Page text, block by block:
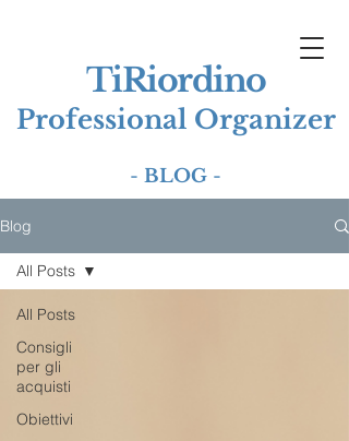
TiRiordino
Professional Organizer
- BLOG -
Blog
All Posts
Consigli
per gli
acquisti
Obiettivi
All Posts